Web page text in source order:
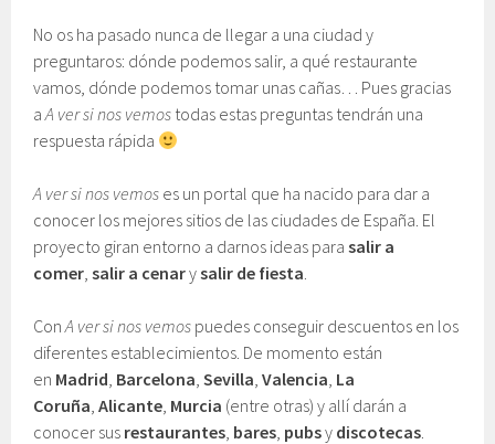
No os ha pasado nunca de llegar a una ciudad y
preguntaros: dónde podemos salir, a qué restaurante
vamos, dónde podemos tomar unas cañas… Pues gracias
aA ver si nos vemos todas estas preguntas tendrán una
respuesta rápida
A ver si nos vemos es un portal que ha nacido para dar a
conocer los mejores sitios de las ciudades de España. El
proyecto giran entorno a darnos ideas parasalir a
comer,salir a cenarysalir de fiesta.
ConA ver si nos vemos puedes conseguir descuentos en los
diferentes establecimientos. De momento están
en Madrid, Barcelona,Sevilla,Valencia, La
Coruña,Alicante, Murcia (entre otras) y allí darán a
conocer sus restaurantes, bares, pubsy discotecas.